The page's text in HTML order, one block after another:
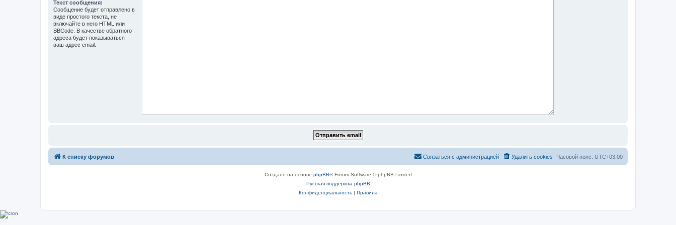
Текст сообщения:
Сообщение будет отправлено в
виде простого текста, не
включайте в него HTML или
BBCode. В качестве обратного
адреса будет показываться
ваш адрес email.
К списку форумов Часовой пояс: UTC+03:00
Удалить cookies
Связаться с администрацией
Создано на основе phpBB® Forum Software © phpBB Limited
Русская поддержка phpBB
Конфиденциальность| Правила